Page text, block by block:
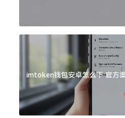
imtoken钱包安卓怎么下 官方